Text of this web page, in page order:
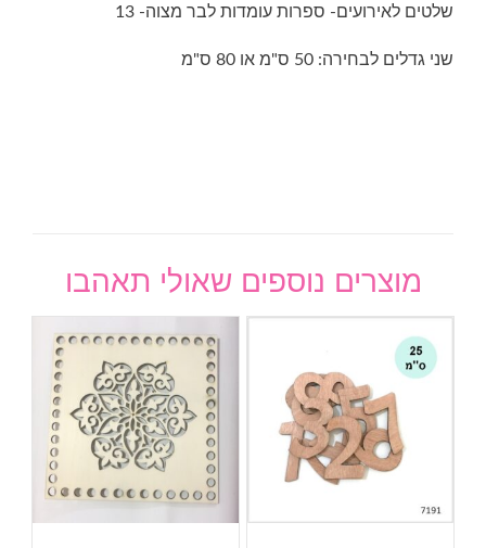
שלטים לאירועים- ספרות עומדות לבר מצוה- 13
שני גדלים לבחירה: 50 ס"מ או 80 ס"מ
מוצרים נוספים שאולי תאהבו